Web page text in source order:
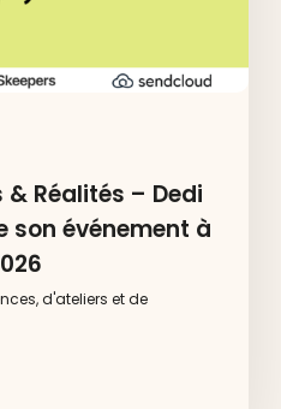
Réalités – Dedi
son événement à
d'ateliers et de